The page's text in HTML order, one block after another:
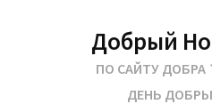
содержимому
Добрый
ПО САЙТУ ДОБРА
ДЕНЬ